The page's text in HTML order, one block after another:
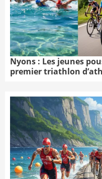
Nyons : Les jeunes
premier triathlon